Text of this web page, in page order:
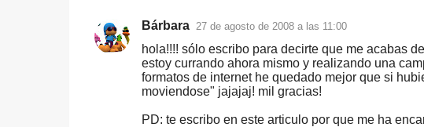
Bárbara 27 de agosto de 2008 a las 11:00
hola!!!! sólo escribo para decirte que me acabas
estoy currando ahora mismo y realizando una
formatos de internet he quedado mejor que si
moviendose" jajajaj! mil gracias!
PD: te escribo en este articulo por que me ha